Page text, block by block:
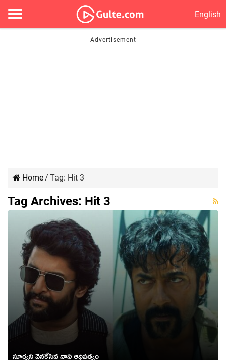
English
Home/ Tag: Hit 3
Tag Archives: Hit 3